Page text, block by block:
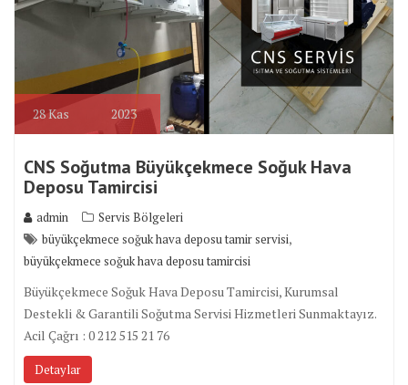
28Kas 2023
CNS Soğutma Büyükçekmece Soğuk Hava
Deposu Tamircisi
admin
Servis Bölgeleri
büyükçekmece soğuk hava deposu tamir servisi,
büyükçekmece soğuk hava deposu tamircisi
Büyükçekmece Soğuk Hava Deposu Tamircisi, Kurumsal
Destekli & Garantili Soğutma Servisi Hizmetleri Sunmaktayız.
Acil Çağrı : 0 212 515 21 76
Detaylar